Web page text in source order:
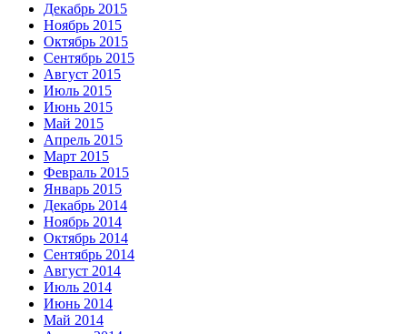
Декабрь 2015
Ноябрь 2015
Октябрь 2015
Сентябрь 2015
Август 2015
Июль 2015
Июнь 2015
Май 2015
Апрель 2015
Март 2015
Февраль 2015
Январь 2015
Декабрь 2014
Ноябрь 2014
Октябрь 2014
Сентябрь 2014
Август 2014
Июль 2014
Июнь 2014
Май 2014